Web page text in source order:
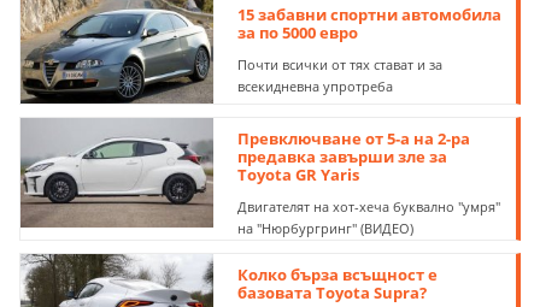
15 забавни спортни автомобила
за по 5000 евро
Почти всички от тях стават и за
всекидневна упротреба
Превключване от 5-а на 2-ра
предавка завърши зле за
Toyota GR Yaris
Двигателят на хот-хеча буквално "умря"
на "Нюрбургринг" (ВИДЕО)
Колко бърза всъщност е
базовата Toyota Supra?